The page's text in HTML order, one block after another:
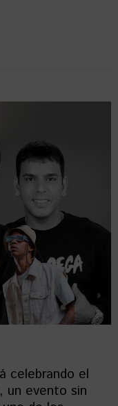
celebrando el
un evento sin